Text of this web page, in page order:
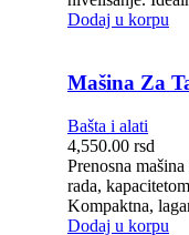
Dodaj u korpu
Mašina Za
Bašta i alati
4,550.00 rsd
Prenosna
rada,
Kompaktna,
Dodaj u korpu